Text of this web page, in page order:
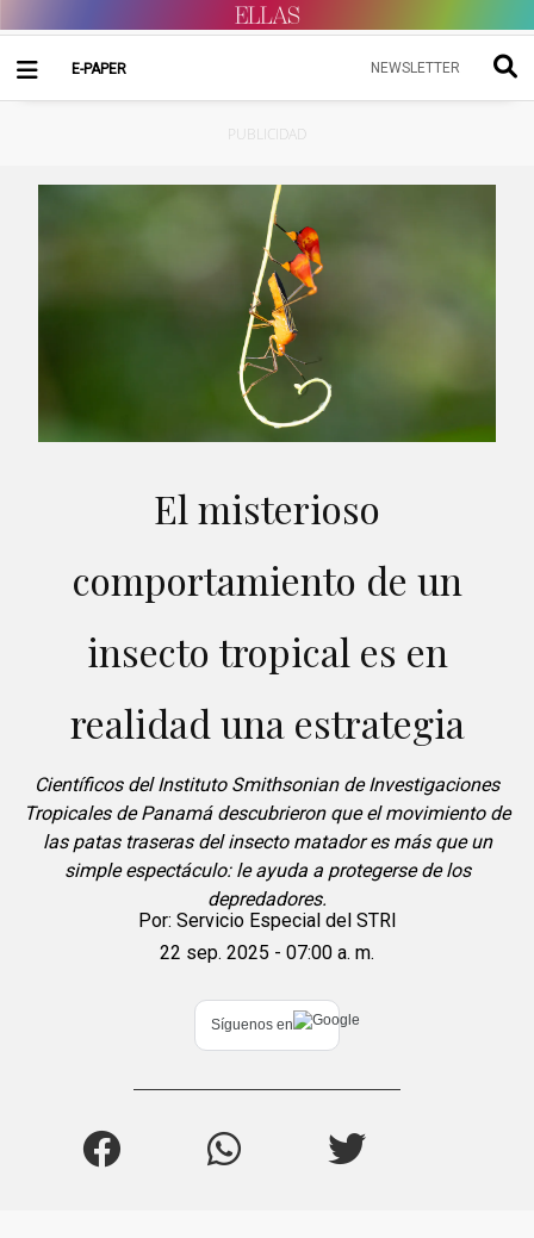
E-PAPER NEWSLETTER
PUBLICIDAD
El misterioso
comportamiento de un
insecto tropical es en
realidad una estrategia
Científicos del Instituto Smithsonian de Investigaciones
Tropicales de Panamá descubrieron que el movimiento de
las patas traseras del insecto matador es más que un
simple espectáculo: le ayuda a protegerse de los
depredadores.
Por: Servicio Especial del STRI
22 sep. 2025 - 07:00 a. m.
Síguenos en